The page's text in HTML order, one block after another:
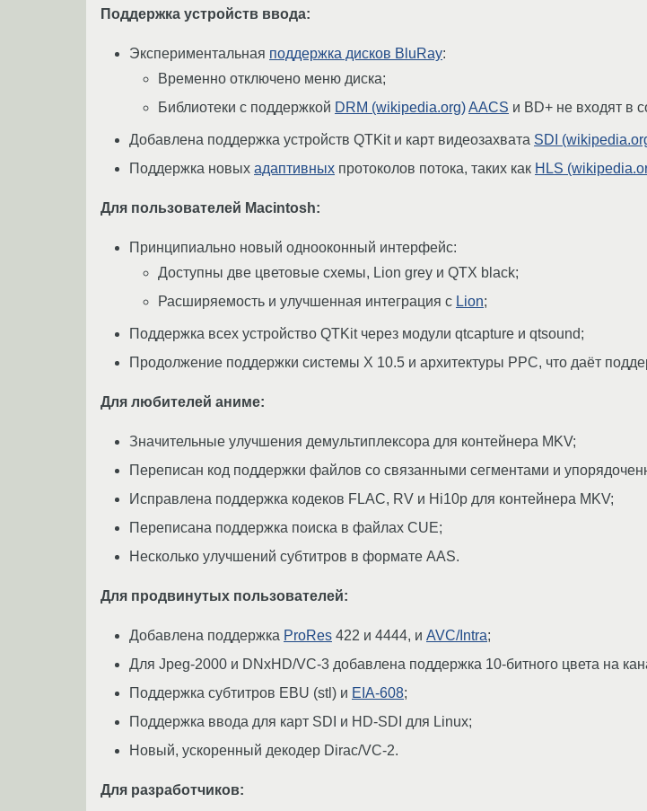
Поддержка устройств ввода:
Экспериментальная поддержка дисков BluRay:
Временно отключено меню диска;
Библиотеки с поддержкой DRM (wikipedia.org)AACS и BD+ не входят в
Добавлена поддержка устройств QTKit и карт видеозахвата SDI
Поддержка новых адаптивных протоколов потока, таких как HLS
Для пользователей Macintosh:
Принципиально новый однооконный интерфейс:
Доступны две цветовые схемы, Lion grey и QTX black;
Расширяемость и улучшенная интеграция с Lion;
Поддержка всех устройство QTKit через модули qtcapture и qtsound;
Продолжение поддержки системы X 10.5 и архитектуры PPC, что даёт
Для любителей аниме:
Значительные улучшения демультиплексора для контейнера MKV;
Переписан код поддержки файлов со связанными сегментами и
Исправлена поддержка кодеков FLAC, RV и Hi10p для контейнера MKV;
Переписана поддержка поиска в файлах CUE;
Несколько улучшений субтитров в формате AAS.
Для продвинутых пользователей:
Добавлена поддержка ProRes 422 и 4444, и AVC/Intra;
Для Jpeg-2000 и DNxHD/VC-3 добавлена поддержка 10-битного цвета на
Поддержка субтитров EBU (stl) и EIA-608;
Поддержка ввода для карт SDI и HD-SDI для Linux;
Новый, ускоренный декодер Dirac/VC-2.
Для разработчиков: